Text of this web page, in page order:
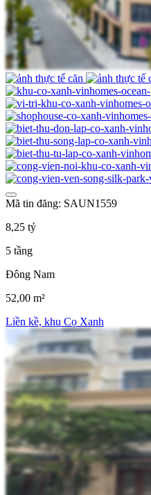
Mã tin đăng: SAUN1559
8,25 tỷ
5 tầng
Đông Nam
52,00 m²
Liền kề, khu Cọ Xanh